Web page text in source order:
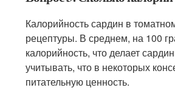
Калорийность сардин в
рецептуры. В среднем, на 100
калорийность, что делает
учитывать, что в некоторых
питательную ценность.